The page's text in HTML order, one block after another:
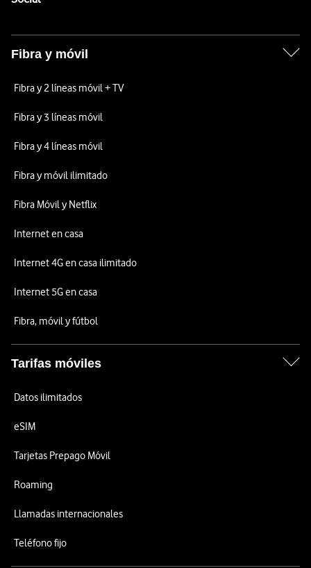
Fibra y móvil
Fibra y 2 líneas móvil + TV
Fibra y 3 líneas móvil
Fibra y 4 líneas móvil
Fibra y móvil ilimitado
Fibra Móvil y Netflix
Internet en casa
Internet 4G en casa ilimitado
Internet 5G en casa
Fibra, móvil y fútbol
Tarifas móviles
Datos ilimitados
eSIM
Tarjetas Prepago Móvil
Roaming
Llamadas internacionales
Teléfono fijo